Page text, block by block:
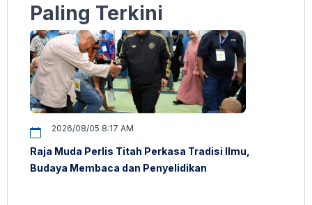
Paling Terkini
2026/08/05 8:17 AM
Raja Muda Perlis Titah Perkasa Tradisi Ilmu,
Budaya Membaca dan Penyelidikan